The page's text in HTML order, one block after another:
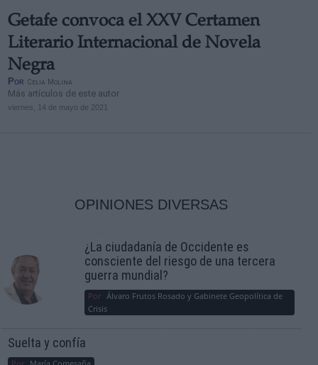
Getafe convoca el XXV Certamen
Literario Internacional de Novela
Negra
Por Celia Molina
Más artículos de este autor
viernes, 14 de mayo de 2021
OPINIONES DIVERSAS
¿La ciudadanía de Occidente es
consciente del riesgo de una tercera
guerra mundial?
Por Álvaro Frutos Rosado y Gabinete Geopolítica de
Crisis
Suelta y confía